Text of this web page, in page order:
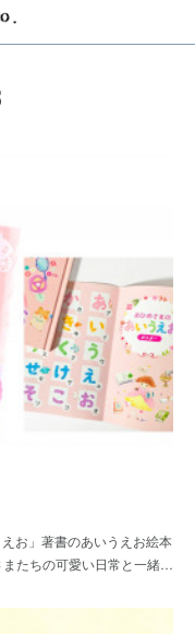
お」著書のあいうえお絵本
たちの可愛い日常と一緒…